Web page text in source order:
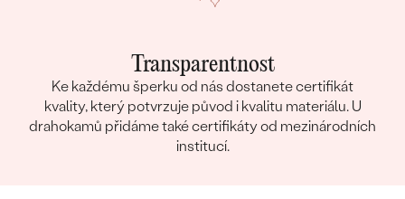
Transparentnost
Ke každému šperku od nás dostanete certifikát
kvality, který potvrzuje původ i kvalitu materiálu. U
drahokamů přidáme také certifikáty od mezinárodních
institucí.